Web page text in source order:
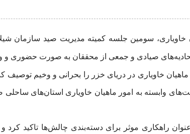
صیادی و جمعی از محققان به صورت حضوری و
راهکاری موثر برای دسته‌بندی چالش‌ها تاکید کرد و